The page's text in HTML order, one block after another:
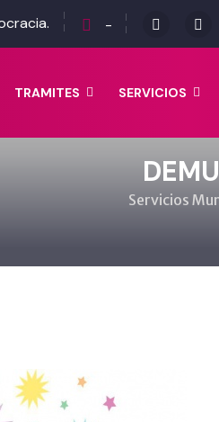
-
TRAMITES SERVICIOS
Servicios